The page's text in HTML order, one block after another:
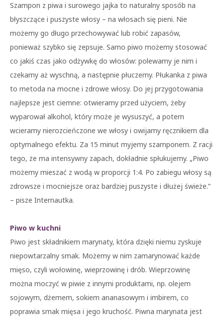
Szampon z piwa i surowego jajka to naturalny sposób na
błyszczące i puszyste włosy – na włosach się pieni. Nie
możemy go długo przechowywać lub robić zapasów,
ponieważ szybko się zepsuje. Samo piwo możemy stosować
co jakiś czas jako odżywkę do włosów: polewamy je nim i
czekamy aż wyschną, a następnie płuczemy. Płukanka z piwa
to metoda na mocne i zdrowe włosy. Do jej przygotowania
najlepsze jest ciemne: otwieramy przed użyciem, żeby
wyparował alkohol, który może je wysuszyć, a potem
wcieramy nierozcieńczone we włosy i owijamy ręcznikiem dla
optymalnego efektu. Za 15 minut myjemy szamponem. Z racji
tego, że ma intensywny zapach, dokładnie spłukujemy. „Piwo
możemy mieszać z wodą w proporcji 1:4. Po zabiegu włosy są
zdrowsze i mocniejsze oraz bardziej puszyste i dłużej świeże.”
– pisze Internautka.
Piwo w kuchni
Piwo jest składnikiem marynaty, która dzięki niemu zyskuje
niepowtarzalny smak. Możemy w nim zamarynować każde
mięso, czyli wołowinę, wieprzowinę i drób. Wieprzowinę
można moczyć w piwie z innymi produktami, np. olejem
sojowym, dżemem, sokiem ananasowym i imbirem, co
poprawia smak mięsa i jego kruchość. Piwna marynata jest